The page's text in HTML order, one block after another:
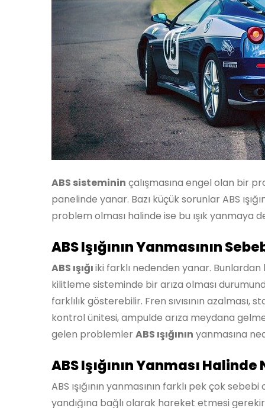
ABS sisteminin çalışmasına engel olan bir
panelinde yanar. Bazı küçük sorunlar ABS
problem olması halinde ise bu ışık yanmaya
ABS Işığının Yanmasının
ABS ışığıiki farklı nedenden yanar. Bunlardan
kilitleme sisteminde bir arıza olması
farklılık gösterebilir. Fren sıvısının
kontrol ünitesi, ampulde arıza meydana
gelen problemlerABS ışığının yanmasına
ABS Işığının Yanması
ABS ışığının yanmasının farklı pek çok
yandığına bağlı olarak hareket etmesi